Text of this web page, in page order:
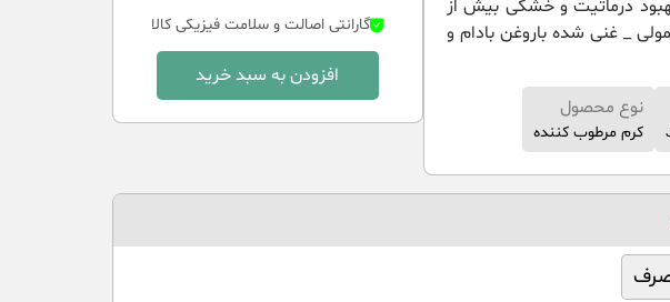
درماتیت و خشکی بیش از
_ غنی شده باروغن بادام و
نوع محصول
کرم مرطوب کننده
گارانتی اصالت و سلامت فیزیکی کالا
افزودن به سبد خرید